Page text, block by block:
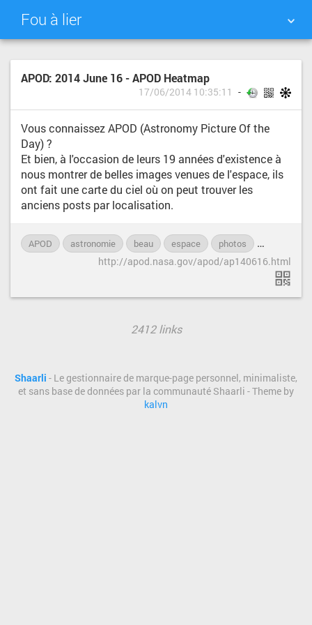
Fou à lier
NUAGE DE TAGS MUR D'IMAGES
APOD: 2014 June 16 - APOD Heatmap
17/06/2014 10:35:11
Vous connaissez APOD (Astronomy Picture Of the
Day) ?
Et bien, à l'occasion de leurs 19 années d'existence à
nous montrer de belles images venues de l'espace, ils
ont fait une carte du ciel où on peut trouver les
anciens posts par localisation.
APOD astronomie beau espace photos
http://apod.nasa.gov/apod/ap140616.html
2412 links
Shaarli - Le gestionnaire de marque-page personnel, minimaliste,
et sans base de données par la communauté Shaarli - Theme by
kalvn